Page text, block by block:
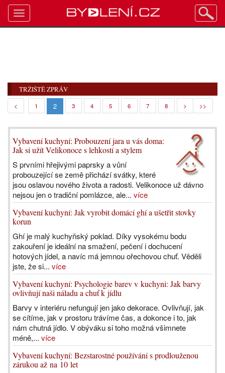
TRŽIŠTĚ ZPRÁV
< 1 2 3 4 5 6 7 8 > >>
Vybavení kuchyní: Probouzení jara u vás doma:
Jak si užít Velikonoce s lehkostí a stylem
S prvními hřejivými paprsky a vůní
probouzející se země přichází svátky, které
jsou oslavou nového života a radosti. Velikonoce už dávno
nejsou jen o tradiční pomlázce, ale... více
Vybavení kuchyní: Jak vyrobit domácí ghí a ušetřit stovky
korun
Ghí je malý kuchyňský poklad. Díky vysokému bodu
zakouření je ideální na smažení, pečení i dochucení
hotových jídel, a navíc má jemnou ořechovou chuť. Věděli
jste, že si... více
Vybavení kuchyní: Psychologie barev v kuchyni: Jak barvy
ovlivňují naši náladu a chuť k jídlu
Barvy v interiéru nefungují jen jako dekorace. Ovlivňují, jak
se cítíme, jak v prostoru trávíme čas, a dokonce i to, jak
nám chutná jídlo. V obýváku si toho možná všimnete
méně,... více
Vybavení kuchyní: Bezstarostné používání s prodlouženou
zárukou až na 10 let
Toggle
navigation